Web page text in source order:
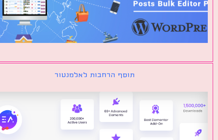
תוסף הרחבות לאלמנטור